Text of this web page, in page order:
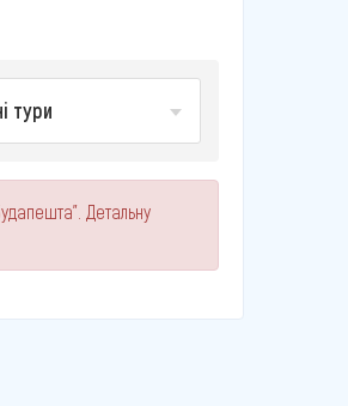
тури
Детальну